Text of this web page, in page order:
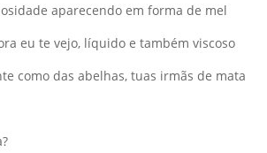
aparecendo em forma de mel
eu te vejo, líquido e também viscoso
como das abelhas, tuas irmãs de mata